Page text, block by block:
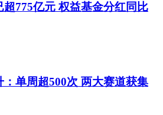
775亿元 权益基金分红同比
单周超500次 两大赛道获集